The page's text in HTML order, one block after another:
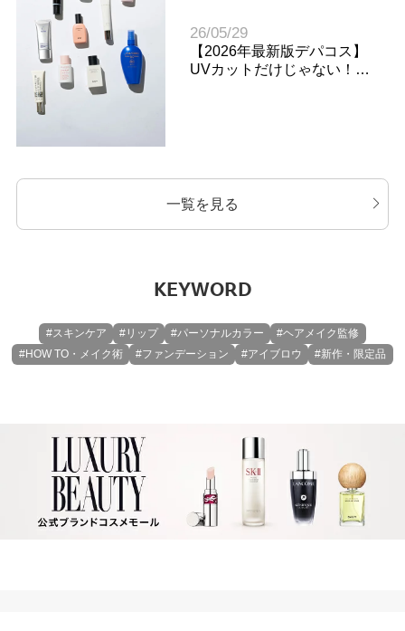
【2026年最新版デパコス】
UVカットだけじゃない！
26/05/29
一覧を見る
KEYWORD
#スキンケア #リップ #パーソナルカラー
#ヘアメイク監修
#HOW TO・メイク術
#ファンデーション #アイブロウ #新作・限定品